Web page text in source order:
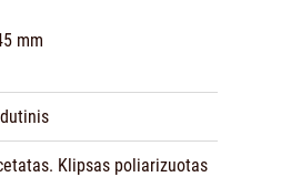
mm
Klipsas poliarizuotas